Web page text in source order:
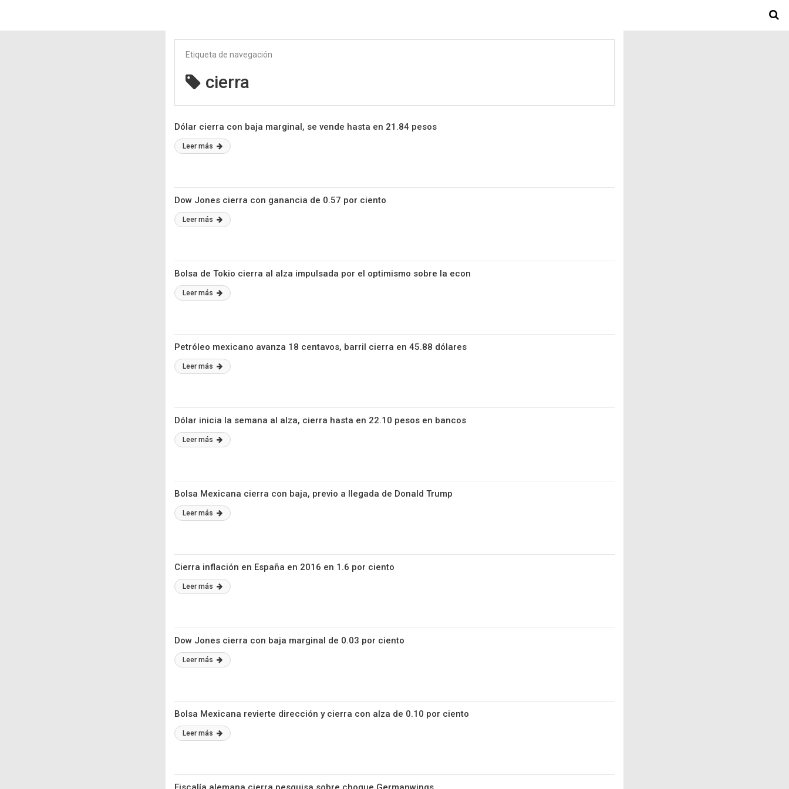
Etiqueta de navegación
cierra
Dólar cierra con baja marginal, se vende hasta en 21.84 pesos
Leer más
Dow Jones cierra con ganancia de 0.57 por ciento
Leer más
Bolsa de Tokio cierra al alza impulsada por el optimismo sobre la econ
Leer más
Petróleo mexicano avanza 18 centavos, barril cierra en 45.88 dólares
Leer más
Dólar inicia la semana al alza, cierra hasta en 22.10 pesos en bancos
Leer más
Bolsa Mexicana cierra con baja, previo a llegada de Donald Trump
Leer más
Cierra inflación en España en 2016 en 1.6 por ciento
Leer más
Dow Jones cierra con baja marginal de 0.03 por ciento
Leer más
Bolsa Mexicana revierte dirección y cierra con alza de 0.10 por ciento
Leer más